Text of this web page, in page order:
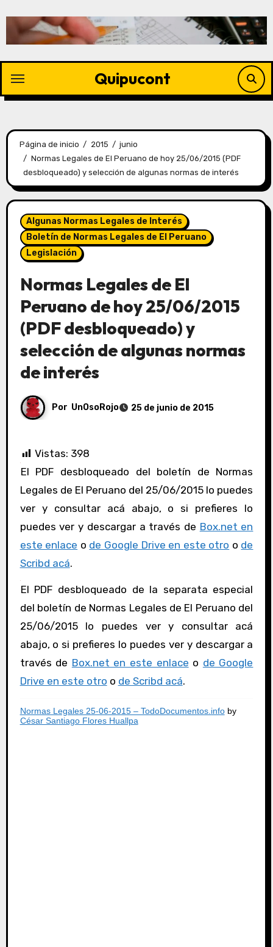
Quipucont
Página de inicio 2015
junio
Normas Legales de El Peruano de hoy 25/06/2015 (PDF
desbloqueado) y selección de algunas normas de interés
Algunas Normas Legales de Interés
Boletín de Normas Legales de El Peruano
Legislación
Normas Legales de El
Peruano de hoy 25/06/2015
(PDF desbloqueado) y
selección de algunas normas
de interés
Por UnOsoRojo 25 de junio de 2015
Vistas: 398
El PDF desbloqueado del boletín de Normas
Legales de El Peruano del 25/06/2015 lo puedes
ver y consultar acá abajo, o si prefieres lo
puedes ver y descargar a través de Box.net en
este enlace o de Google Drive en este otro o de
Scribd acá.
El PDF desbloqueado de la separata especial
del boletín de Normas Legales de El Peruano del
25/06/2015 lo puedes ver y consultar acá
abajo, o si prefieres lo puedes ver y descargar a
través de Box.net en este enlace o de Google
Drive en este otro o de Scribd acá.
Normas Legales 25-06-2015 – TodoDocumentos.infoby
César Santiago Flores Huallpa